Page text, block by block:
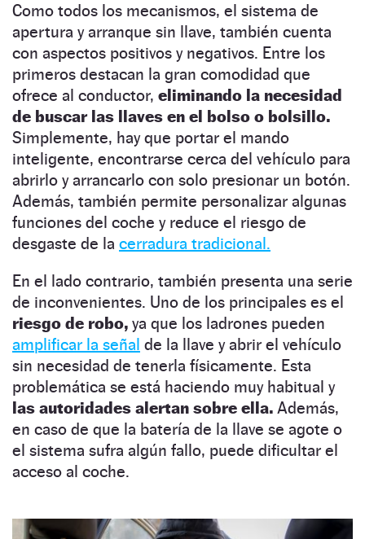
Como todos los mecanismos, el sistema de
apertura y arranque sin llave, también cuenta
con aspectos positivos y negativos. Entre los
primeros destacan la gran comodidad que
ofrece al conductor, eliminando la necesidad
de buscar las llaves en el bolso o bolsillo.
Simplemente, hay que portar el mando
inteligente, encontrarse cerca del vehículo para
abrirlo y arrancarlo con solo presionar un botón.
Además, también permite personalizar algunas
funciones del coche y reduce el riesgo de
desgaste de la cerradura tradicional.
En el lado contrario, también presenta una serie
de inconvenientes. Uno de los principales es el
riesgo de robo, ya que los ladrones pueden
amplificar la señal de la llave y abrir el vehículo
sin necesidad de tenerla físicamente. Esta
problemática se está haciendo muy habitual y
las autoridades alertan sobre ella. Además,
en caso de que la batería de la llave se agote o
el sistema sufra algún fallo, puede dificultar el
acceso al coche.